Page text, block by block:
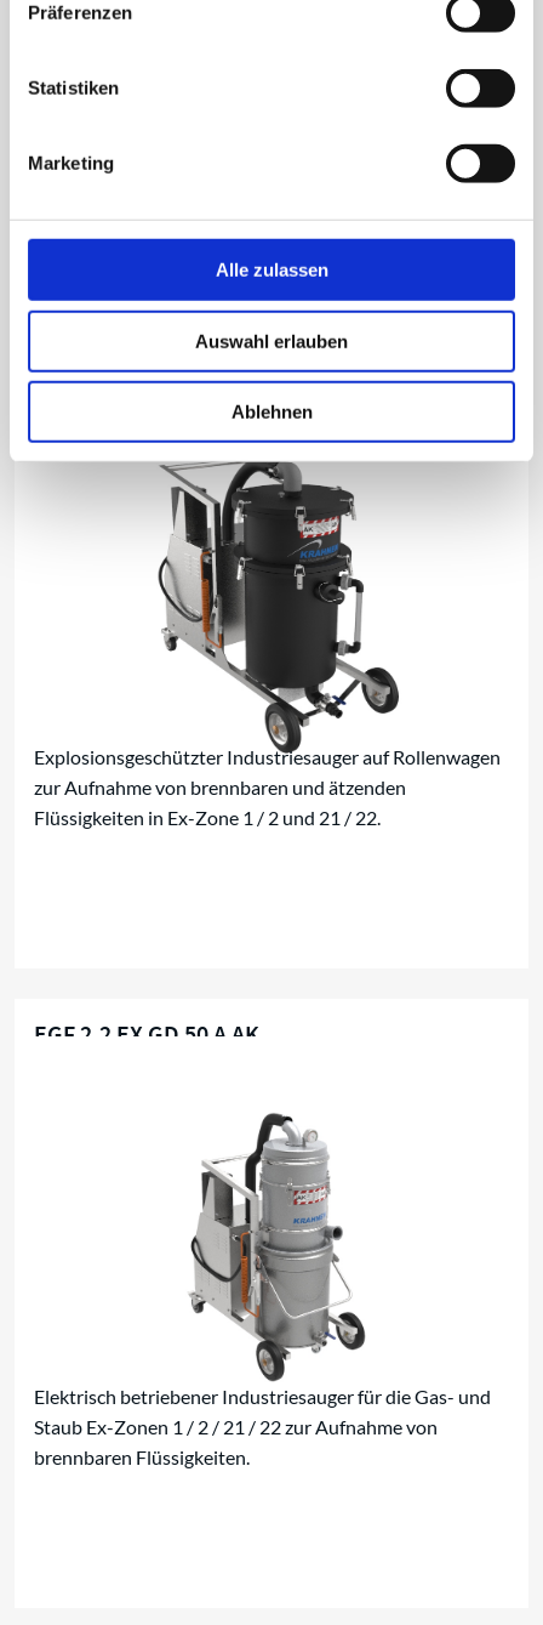
Präferenzen
Statistiken
Marketing
Alle zulassen
Auswahl erlauben
Ablehnen
brennbaren Flüssigkeiten.
EGF 2,2 EX GD 40 A AK PE
Für brennbare Flüssigkeiten
Explosionsgeschützter Industriesauger auf Rollenwagen
zur Aufnahme von brennbaren und ätzenden
Flüssigkeiten in Ex-Zone 1 / 2 und 21 / 22.
EGF 2,2 EX GD 50 A AK
Elektrisch betriebener Industriesauger für die Gas- und
Staub Ex-Zonen 1 / 2 / 21 / 22 zur Aufnahme von
brennbaren Flüssigkeiten.